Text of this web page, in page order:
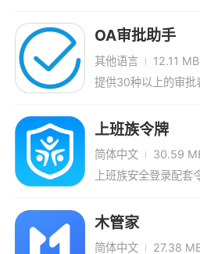
OA审批助手
其他语言
12.11 MB
提供30种以上的审批
上班族令牌
简体中文
30.59
上班族安全登录配套
木管家
简体中文 27.38